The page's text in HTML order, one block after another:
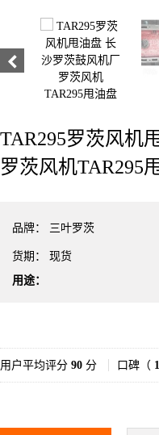
TAR295罗茨风机
罗茨风机TAR295
品牌： 三叶罗茨
货期： 现货
用途：
用户平均评分 90 分 口碑（ 1